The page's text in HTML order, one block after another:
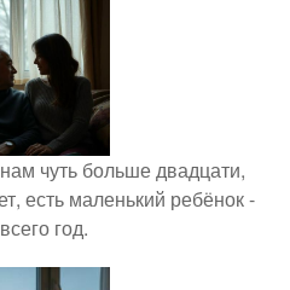
чуть больше двадцати,
есть маленький ребёнок -
год.